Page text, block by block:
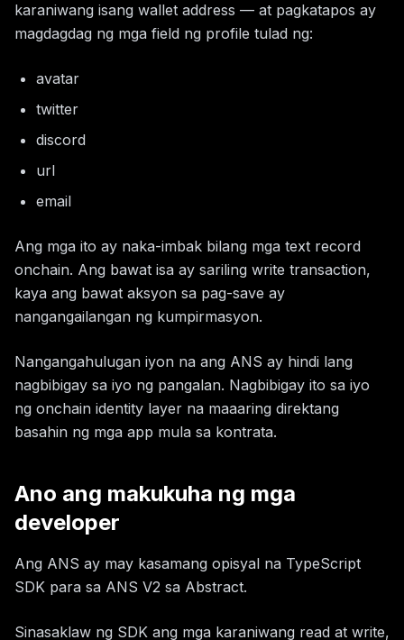
karaniwang isang wallet address — at pagkatapos ay
magdagdag ng mga field ng profile tulad ng:
avatar
twitter
discord
url
email
Ang mga ito ay naka-imbak bilang mga text record
onchain. Ang bawat isa ay sariling write transaction,
kaya ang bawat aksyon sa pag-save ay
nangangailangan ng kumpirmasyon.
Nangangahulugan iyon na ang ANS ay hindi lang
nagbibigay sa iyo ng pangalan. Nagbibigay ito sa iyo
ng onchain identity layer na maaaring direktang
basahin ng mga app mula sa kontrata.
Ano ang makukuha ng mga
developer
Ang ANS ay may kasamang opisyal na TypeScript
SDK para sa ANS V2 sa Abstract.
Sinasaklaw ng SDK ang mga karaniwang read at write,